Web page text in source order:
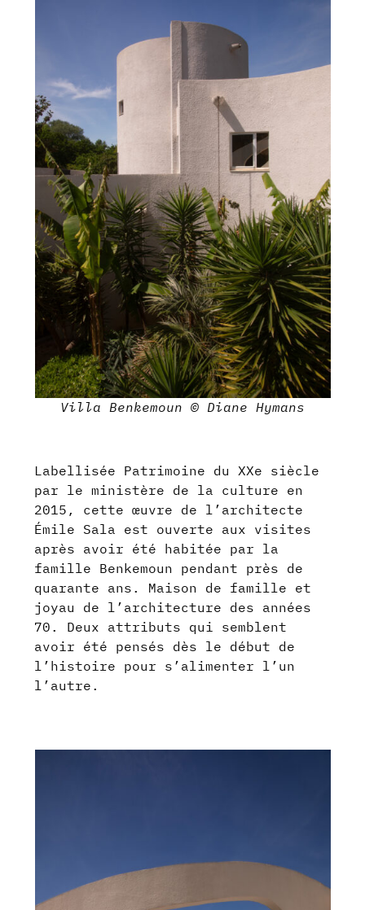
Villa Benkemoun © Diane Hymans
Labellisée Patrimoine du XXe siècle
par le ministère de la culture en
2015, cette œuvre de l’architecte
Émile Sala est ouverte aux visites
après avoir été habitée par la
famille Benkemoun pendant près de
quarante ans. Maison de famille et
joyau de l’architecture des années
70. Deux attributs qui semblent
avoir été pensés dès le début de
l’histoire pour s’alimenter l’un
l’autre.